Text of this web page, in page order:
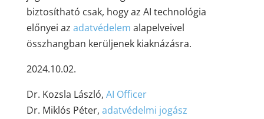
biztosítható csak, hogy az AI technológia
előnyei az adatvédelem alapelveivel
összhangban kerüljenek kiaknázásra.
2024.10.02.
Dr. Kozsla László, AI Officer
Dr. Miklós Péter, adatvédelmi jogász